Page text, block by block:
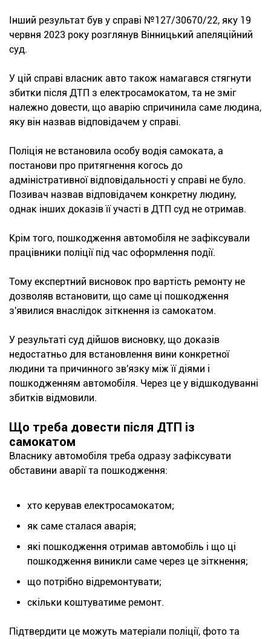
Інший результат був у справі №127/30670/22, яку 19
червня 2023 року розглянув Вінницький апеляційний
суд.
У цій справі власник авто також намагався стягнути
збитки після ДТП з електросамокатом, та не зміг
належно довести, що аварію спричинила саме людина,
яку він назвав відповідачем у справі.
Поліція не встановила особу водія самоката, а
постанови про притягнення когось до
адміністративної відповідальності у справі не було.
Позивач назвав відповідачем конкретну людину,
однак інших доказів її участі в ДТП суд не отримав.
Крім того, пошкодження автомобіля не зафіксували
працівники поліції під час оформлення події.
Тому експертний висновок про вартість ремонту не
дозволяв встановити, що саме ці пошкодження
з'явилися внаслідок зіткнення із самокатом.
У результаті суд дійшов висновку, що доказів
недостатньо для встановлення вини конкретної
людини та причинного зв'язку між її діями і
пошкодженням автомобіля. Через це у відшкодуванні
збитків відмовили.
Що треба довести після ДТП із
самокатом
Власнику автомобіля треба одразу зафіксувати
обставини аварії та пошкодження:
хто керував електросамокатом;
як саме сталася аварія;
які пошкодження отримав автомобіль і що ці
пошкодження виникли саме через це зіткнення;
що потрібно відремонтувати;
скільки коштуватиме ремонт.
Підтвердити це можуть матеріали поліції, фото та